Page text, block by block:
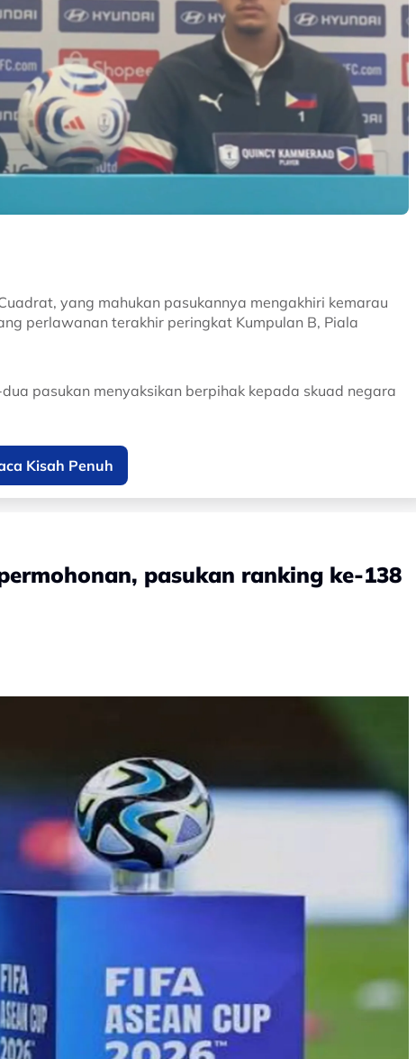
yang mahukan pasukannya mengakhiri kemarau
perlawanan terakhir peringkat Kumpulan B, Piala
pasukan menyaksikan berpihak kepada skuad negara
jurulatih Filipina mahu tamatkan kemarau
🇵🇭🔥 @ASTROARENA
"Masa untuk cipta sejarah", Carles Cuadrat, jurulatih
Kisah Penuh
pasukan ranking ke-138